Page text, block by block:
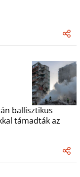
ballisztikus
támadták az